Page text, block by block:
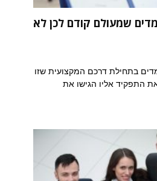
שמעולם קודם לכן לא
בתחילת דרכם המקצועית שזו
התפקיד אליו הגישו את